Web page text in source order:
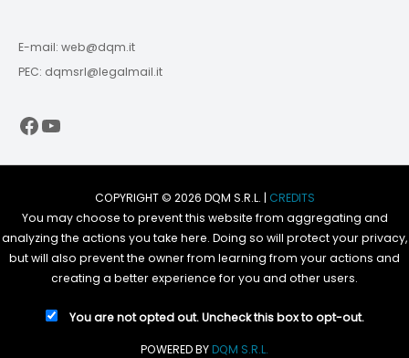
E-mail: web@dqm.it
PEC: dqmsrl@legalmail.it
Facebook
YouTube
COPYRIGHT © 2026 DQM S.R.L. | CREDITS
You may choose to prevent this website from aggregating and
analyzing the actions you take here. Doing so will protect your privacy,
but will also prevent the owner from learning from your actions and
creating a better experience for you and other users.
You are not opted out. Uncheck this box to opt-out.
POWERED BYDQM S.R.L.